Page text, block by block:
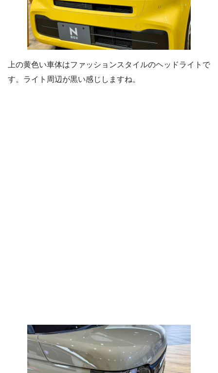
上の黄色い車体はファッションスタイルのヘッドライトで
す。ライト周辺が黒い感じしますね。